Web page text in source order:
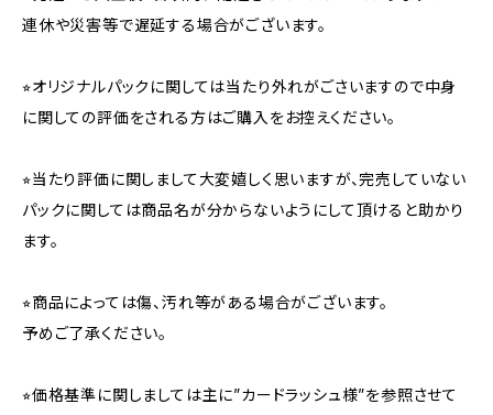
連休や災害等で遅延する場合がございます。
⭐︎オリジナルパックに関しては当たり外れがごさいますので中身
に関しての評価をされる方はご購入をお控えください。
⭐︎当たり評価に関しまして大変嬉しく思いますが、完売していない
パックに関しては商品名が分からないようにして頂けると助かり
ます。
⭐︎商品によっては傷、汚れ等がある場合がございます。
予めご了承ください。
⭐︎価格基準に関しましては主に”カードラッシュ様”を参照させて